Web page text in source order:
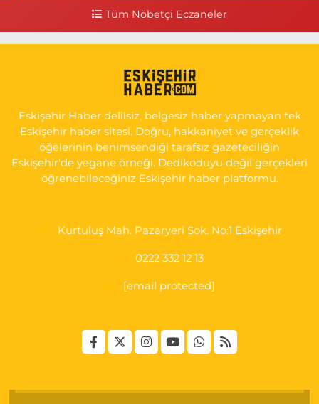
YAN SOKAĞI POLİKLİNİK KAPISI TAM KARŞISI I
Yol Tarifi Al
Tüm Nöbetçi Eczaneler
Eskişehir Haber delilsiz, belgesiz haber yapmayan tek
Eskişehir haber sitesi. Doğru, hakkaniyet ve gerçeklik
öğelerinin benimsendiği tarafsız gazeteciliğin
Eskişehir'de yegane örneği. Dedikoduyu değil gerçekleri
öğrenebileceğiniz Eskişehir haber platformu.
Kurtuluş Mah. Pazaryeri Sok. No:1 Eskişehir
0222 332 12 13
[email protected]